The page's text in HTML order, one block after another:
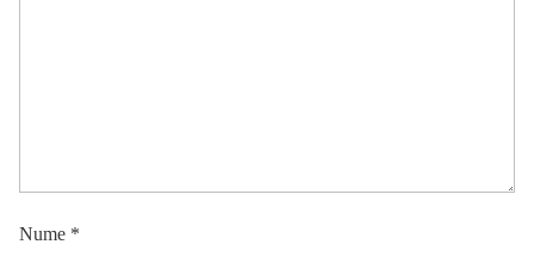
Nume *